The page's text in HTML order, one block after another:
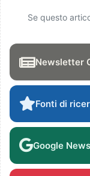
Se questo
Newsletter
Fonti di
Google News